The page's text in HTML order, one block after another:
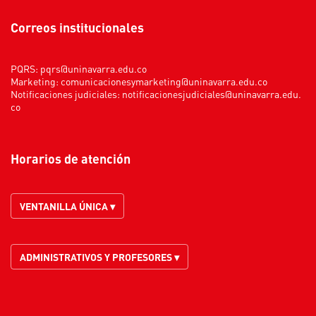
Correos institucionales
PQRS: pqrs@uninavarra.edu.co
Marketing: comunicacionesymarketing@uninavarra.edu.co
Notificaciones judiciales: notificacionesjudiciales@uninavarra.edu.
co
Horarios de atención
VENTANILLA ÚNICA ▾
ADMINISTRATIVOS Y PROFESORES ▾